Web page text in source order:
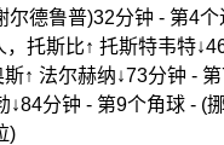
尔德鲁普)32分钟 - 第4
托斯比↑ 托斯特韦特
↑ 法尔赫纳↓73分钟 -
↓84分钟 - 第9个角球 - (
)